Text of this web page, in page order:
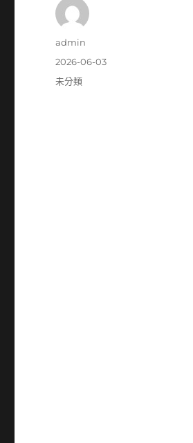
作
admin
發
佈
2026-06-03
分
未分類